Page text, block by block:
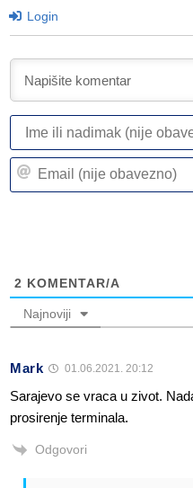
Login
2 KOMENTAR/A
Najnoviji
Mark 01.06.2021. 20:12
Sarajevo se vraca u zivot.
prosirenje terminala.
Odgovori